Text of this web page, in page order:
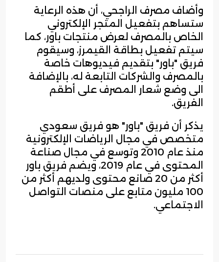
وأضاف مصرف الراجحي، أن هذه الرعاية
ستساهم بتفعيل المتجر الإلكتروني
الخاص بالمصرف لعرض منتجات باور، كما
سيتم تفعيل بطاقة القيمرز، وسيقوم
فريق "باور" بتقديم فيديوهات خاصة
بالمصرف والشركات التابعة له، بالإضافة
الى وضع شعار المصرف على أطقم
الفريق.
يذكر أن فريق "باور" هو فريق سعودي
متخصص في مجال الرياضات الإلكترونية
منذ عام 2010 وتوسع في مجال صناعة
المحتوى في عام 2019، ويضم فريق باور
أكثر من 20 صانع محتوى ولديهم أكثر من
100 مليون متابع على منصات التواصل
الاجتماعي.